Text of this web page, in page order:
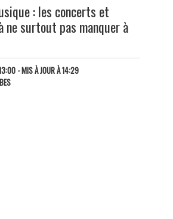
: les concerts et
ne surtout pas manquer à
- MIS À JOUR À 14:29